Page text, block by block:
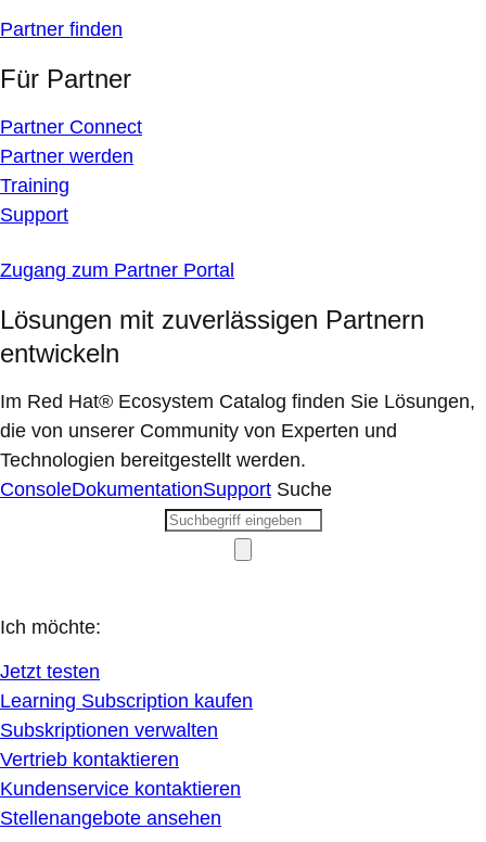
Partner finden
Für Partner
Partner Connect
Partner werden
Training
Support
Zugang zum Partner Portal
Lösungen mit zuverlässigen Partnern
entwickeln
Im Red Hat® Ecosystem Catalog finden Sie Lösungen,
die von unserer Community von Experten und
Technologien bereitgestellt werden.
ConsoleDokumentationSupport Suche
Ich möchte:
Jetzt testen
Learning Subscription kaufen
Subskriptionen verwalten
Vertrieb kontaktieren
Kundenservice kontaktieren
Stellenangebote ansehen